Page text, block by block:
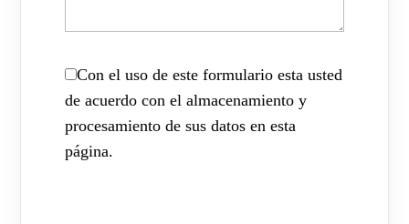
Con el uso de este formulario esta usted
de acuerdo con el almacenamiento y
procesamiento de sus datos en esta
página.